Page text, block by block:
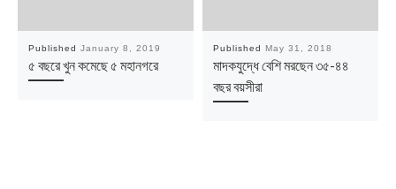
Published January 8, 2019
৫ বছরে খুন কমেছে ৫ মহানগরে
Published May 31, 2018
মাদকযুদ্ধে বেশি মরছেন ৩৫-৪৪
বছর বয়সীরা